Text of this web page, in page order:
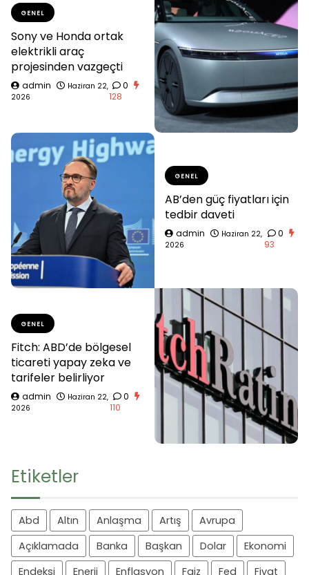
GENEL
Sony ve Honda ortak
elektrikli araç
projesinden vazgeçti
admin
Haziran 22,
2026
0
128
GENEL
AB’den güç fiyatları için
tedbir daveti
admin
Haziran 22,
2026
0
93
GENEL
Fitch: ABD’de bölgesel
ticareti yapay zeka ve
tarifeler belirliyor
admin
Haziran 22,
2026
0
110
Etiketler
Abd Altın Anlaşma Artış
Avrupa
Açıklamada
Banka Başkan Dolar
Ekonomi
Endeksi
Enerji Enflasyon Faiz Fed Fiyat